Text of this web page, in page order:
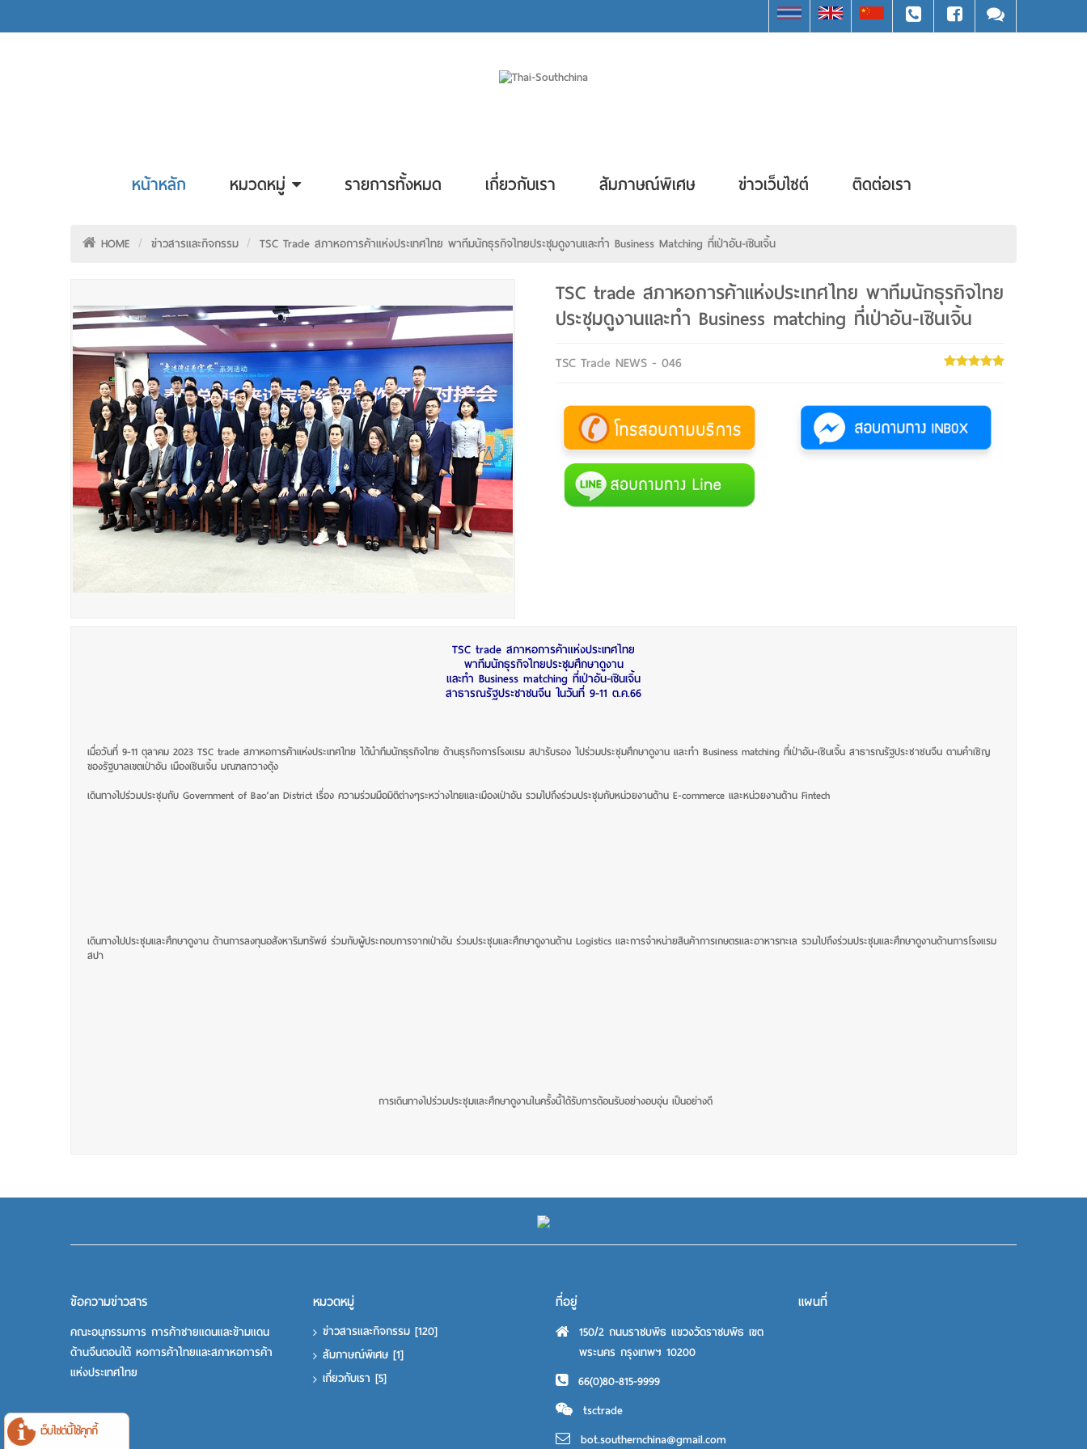
หน้าหลัก หมวดหมู่ รายการทั้งหมด เกี่ยวกับเรา สัมภาษณ์พิเศษ ข่าวเว็บไซต์ ติดต่อเรา
HOME ข่าวสารและกิจกรรม TSC Trade สภาหอการค้าแห่งประเทศไทย พาทีมนักธุรกิจไทยประชุมดูงานและทำ Business Matching ที่เป่าอัน-เซินเจิ้น
TSC trade สภาหอการค้าแห่งประเทศไทย พาทีมนักธุรกิจไทย
ประชุมดูงานและทำ Business matching ที่เป่าอัน-เซินเจิ้น
TSC Trade NEWS - 046
TSC trade สภาหอการค้าแห่งประเทศไทย
พาทีมนักธุรกิจไทยประชุมศึกษาดูงาน
และทำ Business matching ที่เป่าอัน-เซินเจิ้น
สาธารณรัฐประชาชนจีน ในวันที่ 9-11 ต.ค.66
เมื่อวันที่ 9-11 ตุลาคม 2023 TSC trade สภาหอการค้าแห่งประเทศไทย ได้นำทีมนักธุรกิจไทย ด้านธุรกิจการโรงแรม สปารับรอง ไปร่วมประชุมศึกษาดูงาน และทำ Business matching ที่เป่าอัน-เซินเจิ้น สาธารณรัฐประชาชนจีน ตามคำเชิญ
ของรัฐบาลเขตเป่าอัน เมืองเซินเจิ้น มณฑลกวางตุ้ง
เดินทางไปร่วมประชุมกับ Government of Bao’an District เรื่อง ความร่วมมือมิติต่างๆระหว่างไทยและเมืองเป่าอัน รวมไปถึงร่วมประชุมกับหน่วยงานด้าน E-commerce และหน่วยงานด้าน Fintech
เดินทางไปประชุมและศึกษาดูงาน ด้านการลงทุนอสังหาริมทรัพย์ ร่วมกับผู้ประกอบการจากเป่าอัน ร่วมประชุมและศึกษาดูงานด้าน Logistics และการจำหน่ายสินค้าการเกษตรและอาหารทะเล รวมไปถึงร่วมประชุมและศึกษาดูงานด้านการโรงแรม
สปา
การเดินทางไปร่วมประชุมและศึกษาดูงานในครั้งนี้ได้รับการต้อนรับอย่างอบอุ่น เป็นอย่างดี
ข้อความข่าวสาร
คณะอนุกรรมการ การค้าชายแดนและข้ามแดน
ด้านจีนตอนใต้ หอการค้าไทยและสภาหอการค้า
แห่งประเทศไทย
หมวดหมู่
ข่าวสารและกิจกรรม [120]
สัมภาษณ์พิเศษ [1]
เกี่ยวกับเรา [5]
ที่อยู่
150/2 ถนนราชบพิธ แขวงวัดราชบพิธ เขต
พระนคร กรุงเทพฯ 10200
66(0)80-815-9999
tsctrade
bot.southernchina@gmail.com
แผนที่
เว็บไซต์นี้ใช้คุกกี้